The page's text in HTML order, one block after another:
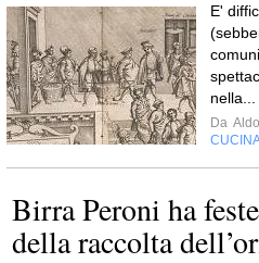
E'
nella...
Da Aldo
Birra Peroni ha
della raccolta